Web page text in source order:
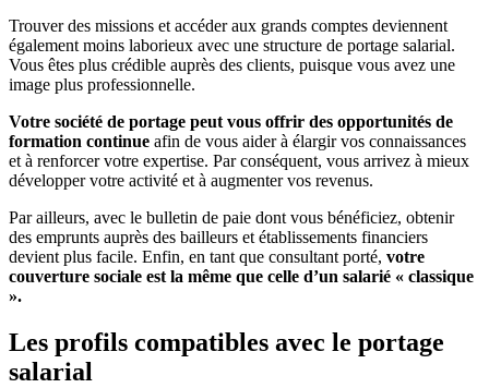
Trouver des missions et accéder aux grands comptes deviennent
également moins laborieux avec une structure de portage salarial.
Vous êtes plus crédible auprès des clients, puisque vous avez une
image plus professionnelle.
Votre société de portage peut vous offrir des opportunités de
formation continue afin de vous aider à élargir vos connaissances
et à renforcer votre expertise. Par conséquent, vous arrivez à mieux
développer votre activité et à augmenter vos revenus.
Par ailleurs, avec le bulletin de paie dont vous bénéficiez, obtenir
des emprunts auprès des bailleurs et établissements financiers
devient plus facile. Enfin, en tant que consultant porté, votre
couverture sociale est la même que celle d’un salarié « classique
».
Les profils compatibles avec le portage
salarial